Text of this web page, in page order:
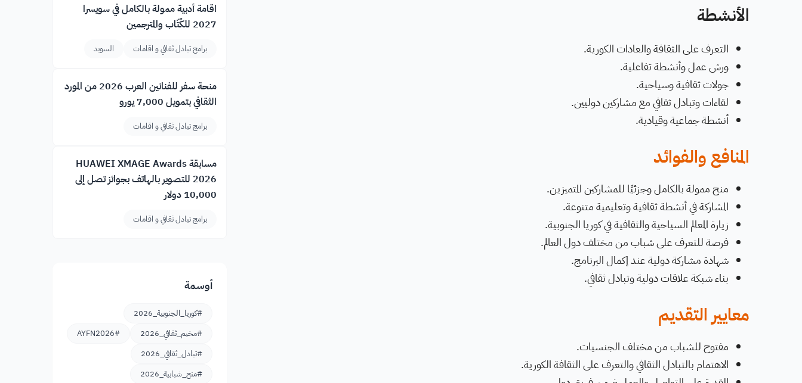
الأنشطة
التعرف على الثقافة والعادات الكورية.
ورش عمل وأنشطة تفاعلية.
جولات ثقافية وسياحية.
لقاءات وتبادل ثقافي مع مشاركين دوليين.
أنشطة جماعية وقيادية.
المنافع والفوائد
منح ممولة بالكامل وجزئيًا للمشاركين المتميزين.
المشاركة في أنشطة ثقافية وتعليمية متنوعة.
زيارة المعالم السياحية والثقافية في كوريا الجنوبية.
فرصة للتعرف على شباب من مختلف دول العالم.
شهادة مشاركة دولية عند إكمال البرنامج.
بناء شبكة علاقات دولية وتبادل ثقافي.
معايير التقديم
مفتوح للشباب من مختلف الجنسيات.
الاهتمام بالتبادل الثقافي والتعرف على الثقافة الكورية.
اقامة أدبية ممولة بالكامل في سويسرا
2027 للكُتّاب والمترجمين
برامج تبادل ثقافي و اقامات السويد
منحة سفر للفنانين العرب 2026 من المورد
الثقافي بتمويل 7,000 يورو
برامج تبادل ثقافي و اقامات
مسابقة HUAWEI XMAGE Awards
2026 للتصوير بالهاتف بجوائز تصل إلى
10,000 دولار
برامج تبادل ثقافي و اقامات
أوسمة
#كوريا_الجنوبية_2026
#مخيم_ثقافي_2026
#AYFN2026
#تبادل_ثقافي_2026
#منح_شبابية_2026